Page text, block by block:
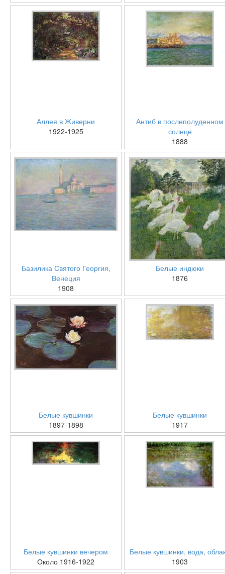
Аллея в Живерни
1922-1925
Антиб в послеполуденном
солнце
1888
Базилика Святого Георгия,
Венеция
1908
Белые индюки
1876
Белые кувшинки
1897-1898
Белые кувшинки
1917
Белые кувшинки вечером
Около 1916-1922
Белые кувшинки, вода,
1903